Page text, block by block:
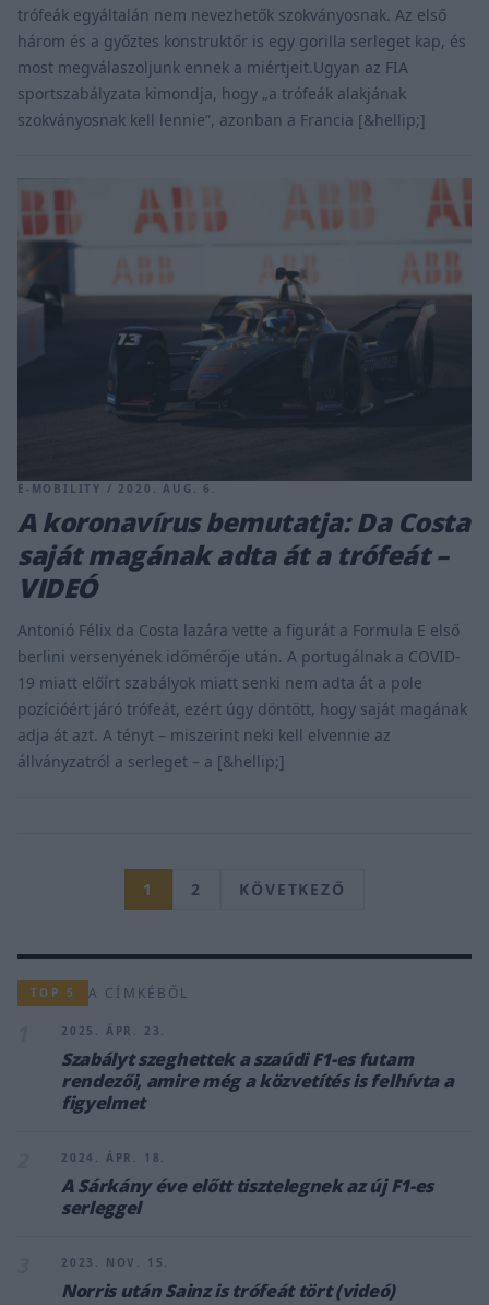
trófeák egyáltalán nem nevezhetők szokványosnak. Az első
három és a győztes konstruktőr is egy gorilla serleget kap, és
most megválaszoljunk ennek a miértjeit.Ugyan az FIA
sportszabályzata kimondja, hogy „a trófeák alakjának
szokványosnak kell lennie”, azonban a Francia [&hellip;]
E-MOBILITY / 2020. AUG. 6.
A koronavírus bemutatja: Da Costa
saját magának adta át a trófeát –
VIDEÓ
Antonió Félix da Costa lazára vette a figurát a Formula E első
berlini versenyének időmérője után. A portugálnak a COVID-
19 miatt előírt szabályok miatt senki nem adta át a pole
pozícióért járó trófeát, ezért úgy döntött, hogy saját magának
adja át azt. A tényt – miszerint neki kell elvennie az
állványzatról a serleget – a [&hellip;]
1 2 KÖVETKEZŐ
TOP 5 A CÍMKÉBŐL
2025. ÁPR. 23.
Szabályt szeghettek a szaúdi F1-es futam
rendezői, amire még a közvetítés is felhívta a
figyelmet
2024. ÁPR. 18.
A Sárkány éve előtt tisztelegnek az új F1-es
serleggel
2023. NOV. 15.
Norris után Sainz is trófeát tört (videó)